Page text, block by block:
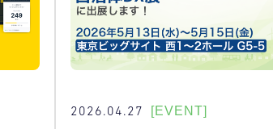
2026.04.27 [EVENT]